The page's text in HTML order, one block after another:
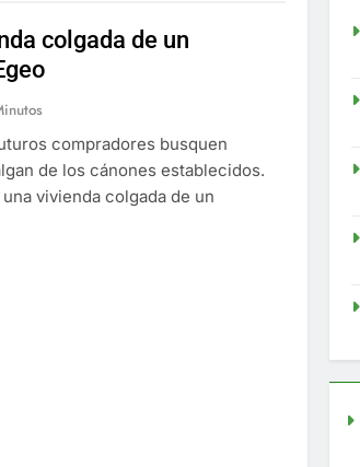
colgada de un
compradores busquen
de los cánones establecidos.
vivienda colgada de un